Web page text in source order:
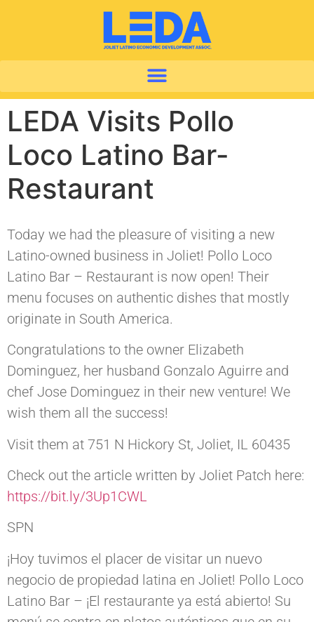
LEDA Visits Pollo
Loco Latino Bar-
Restaurant
Today we had the pleasure of visiting a new
Latino-owned business in Joliet! Pollo Loco
Latino Bar – Restaurant is now open! Their
menu focuses on authentic dishes that mostly
originate in South America.
Congratulations to the owner Elizabeth
Dominguez, her husband Gonzalo Aguirre and
chef Jose Dominguez in their new venture! We
wish them all the success!
Visit them at 751 N Hickory St, Joliet, IL 60435
Check out the article written by Joliet Patch here:
https://bit.ly/3Up1CWL
SPN
¡Hoy tuvimos el placer de visitar un nuevo
negocio de propiedad latina en Joliet! Pollo Loco
Latino Bar – ¡El restaurante ya está abierto! Su